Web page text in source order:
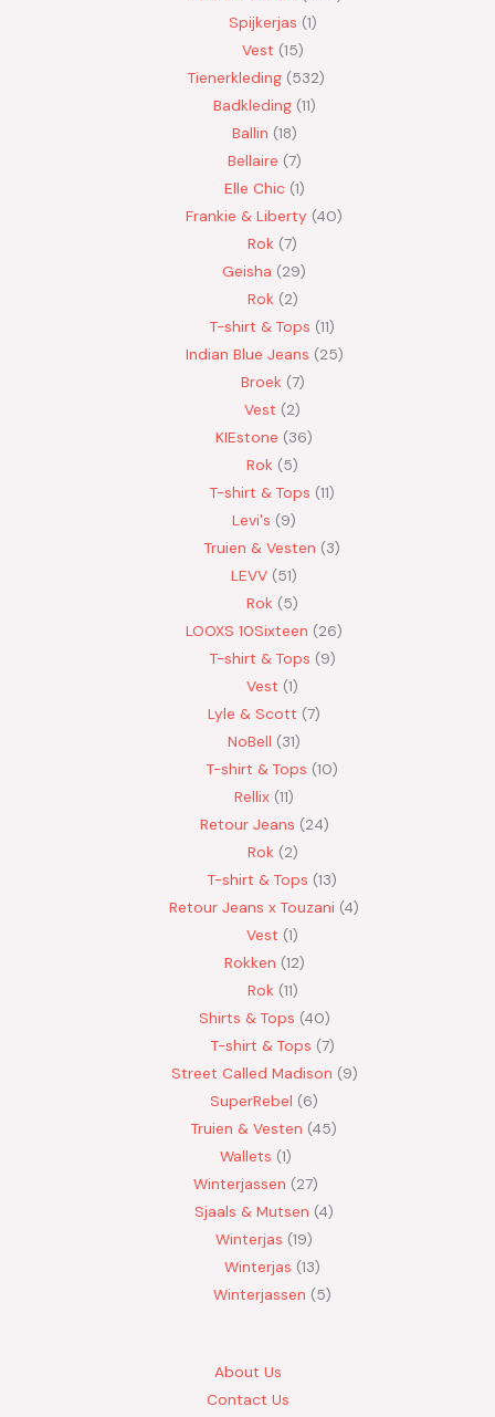
Spijkerjas 1
Vest 15
Tienerkleding 532
Badkleding 11
Ballin 18
Bellaire 7
Elle Chic 1
Frankie & Liberty 40
Rok 7
Geisha
29
Rok 2
T-shirt & Tops 11
Indian Blue Jeans 25
Broek 7
Vest
2
KIEstone
36
Rok 5
T-shirt & Tops 11
Levi's
9
Truien & Vesten
3
LEVV 51
Rok 5
LOOXS 10Sixteen
26
T-shirt & Tops 9
Vest 1
Lyle & Scott 7
NoBell
31
T-shirt & Tops 10
Rellix 11
Retour Jeans 24
Rok 2
T-shirt & Tops 13
Retour Jeans x Touzani 4
Vest 1
Rokken 12
Rok 11
Shirts & Tops 40
T-shirt & Tops 7
Street Called Madison 9
SuperRebel
6
Truien & Vesten 45
Wallets 1
Winterjassen
27
Sjaals & Mutsen 4
Winterjas 19
Winterjas 13
Winterjassen
5
About Us
Contact Us